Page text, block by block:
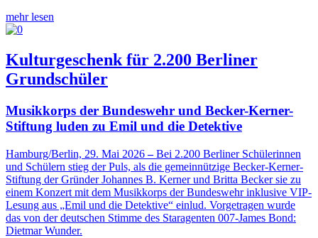
mehr lesen
Kulturgeschenk für 2.200 Berliner
Grundschüler
Musikkorps der Bundeswehr und Becker-Kerner-
Stiftung luden zu Emil und die Detektive
Hamburg/Berlin, 29. Mai 2026–Bei 2.200 Berliner Schülerinnen
und Schülern stieg der Puls, als die gemeinnützige Becker-Kerner-
Stiftung der Gründer Johannes B. Kerner und Britta Becker sie zu
einem Konzert mit dem Musikkorps der Bundeswehr inklusive VIP-
Lesung aus „Emil und die Detektive“ einlud. Vorgetragen wurde
das von der deutschen Stimme des Staragenten 007-James Bond:
Dietmar Wunder.